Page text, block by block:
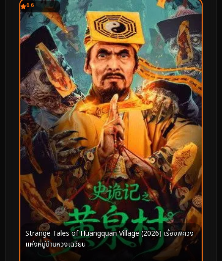
6.6
Strange Tales of Huangquan Village (2026) เรื่องพิศวง
แห่งหมู่บ้านหวงเฉวียน